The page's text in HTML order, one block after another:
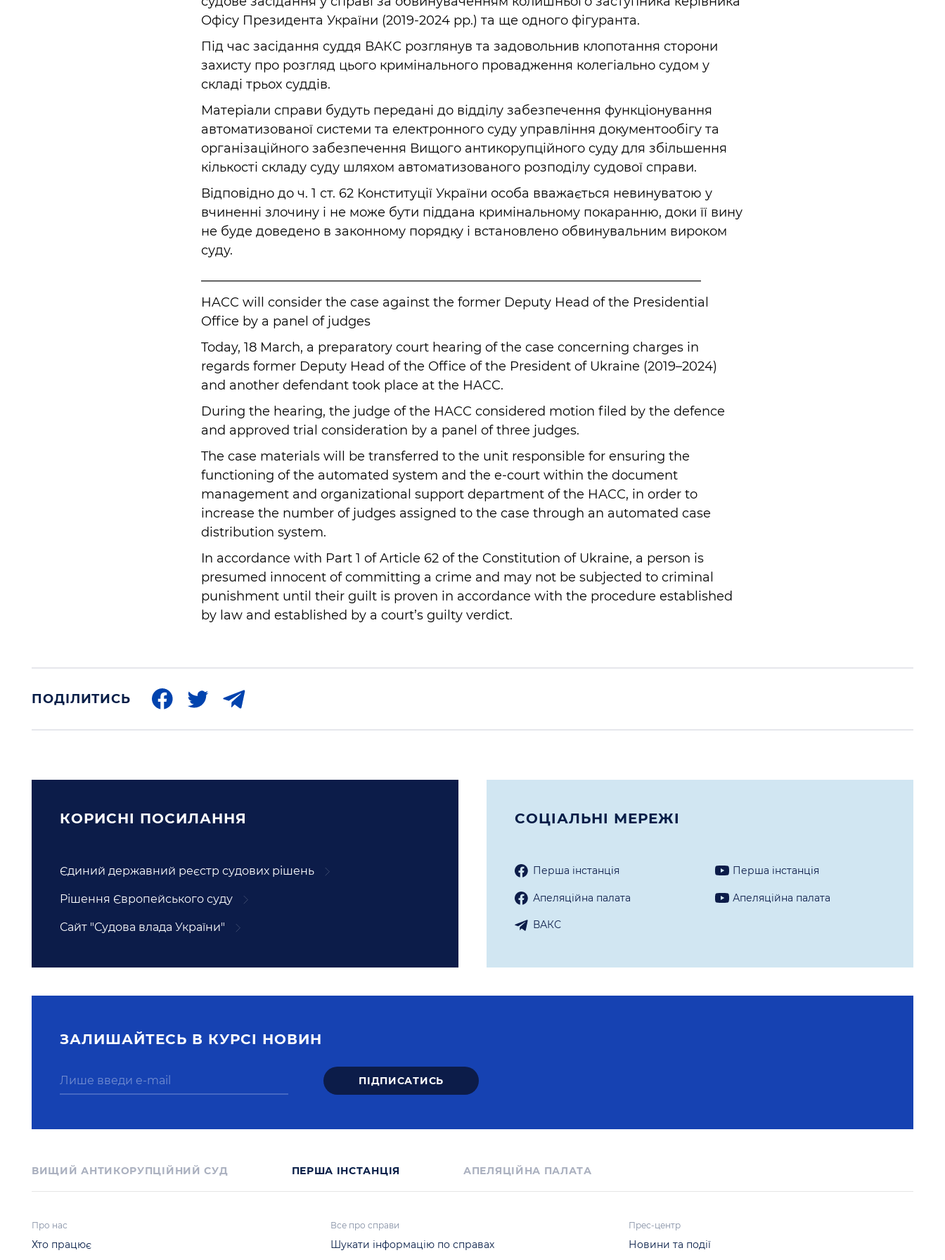
Офісу Президента України (2019-2024 рр.) та ще одного фігуранта.
Під час засідання суддя ВАКС розглянув та задовольнив клопотання сторони
захисту про розгляд цього кримінального провадження колегіально судом у
складі трьох суддів.
Матеріали справи будуть передані до відділу забезпечення функціонування
автоматизованої системи та електронного суду управління документообігу та
організаційного забезпечення Вищого антикорупційного суду для збільшення
кількості складу суду шляхом автоматизованого розподілу судової справи.
Відповідно до ч. 1 ст. 62 Конституції України особа вважається невинуватою у
вчиненні злочину і не може бути піддана кримінальному покаранню, доки її вину
не буде доведено в законному порядку і встановлено обвинувальним вироком
суду.
HACC will consider the case against the former Deputy Head of the Presidential
Office by a panel of judges
Today, 18 March, a preparatory court hearing of the case concerning charges in
regards former Deputy Head of the Office of the President of Ukraine (2019–2024)
and another defendant took place at the HACC.
During the hearing, the judge of the HACC considered motion filed by the defence
and approved trial consideration by a panel of three judges.
The case materials will be transferred to the unit responsible for ensuring the
functioning of the automated system and the e-court within the document
management and organizational support department of the HACC, in order to
increase the number of judges assigned to the case through an automated case
distribution system.
In accordance with Part 1 of Article 62 of the Constitution of Ukraine, a person is
presumed innocent of committing a crime and may not be subjected to criminal
punishment until their guilt is proven in accordance with the procedure established
by law and established by a court’s guilty verdict.
ПОДІЛИТИСЬ
КОРИСНI ПОСИЛАННЯ
Єдиний державний реєстр судових рішень
Рішення Європейського суду
Сайт "Судова влада України"
СОЦIАЛЬНI МЕРЕЖI
Перша iнстанцiя Перша iнстанцiя
Апеляцiйна палата Апеляцiйна палата
ВАКС
ЗАЛИШАЙТЕСЬ В КУРСI НОВИН
ВИЩИЙ АНТИКОРУПЦІЙНИЙ СУД ПЕРША IНСТАНЦIЯ АПЕЛЯЦІЙНА ПАЛАТА
Про нас
Хто працює
Все про справи
Шукати інформацію по справах
Прес-центр
Новини та події